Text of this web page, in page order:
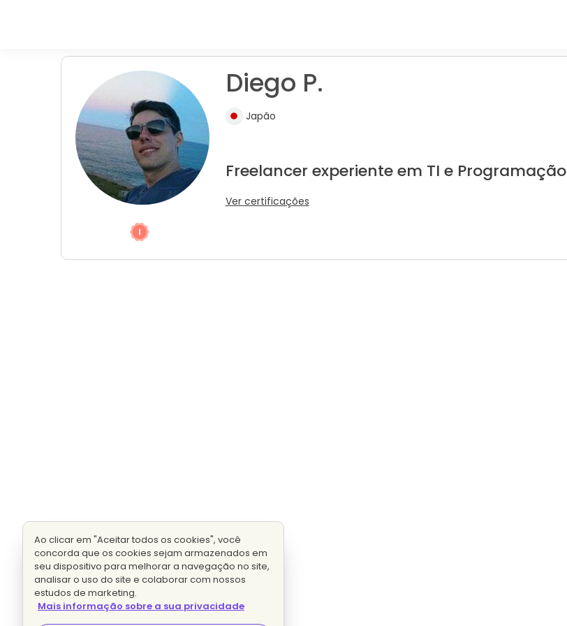
Diego P.
Japão
Freelancer experiente em TI e Programação
Ver certificações
Ao clicar em "Aceitar todos os cookies", você
concorda que os cookies sejam armazenados em
seu dispositivo para melhorar a navegação no site,
analisar o uso do site e colaborar com nossos
estudos de marketing.
Mais informação sobre a sua privacidade